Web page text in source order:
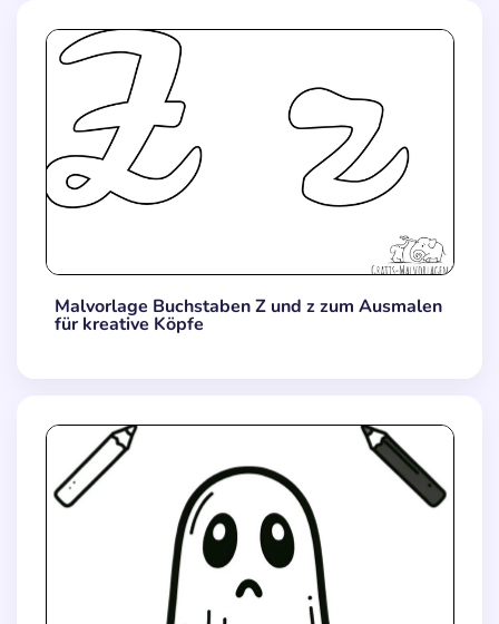
Malvorlage Buchstaben Z und z zum Ausmalen
für kreative Köpfe